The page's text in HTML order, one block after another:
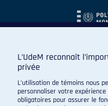
L’UdeM reconnaît
privée
L’utilisation de témoins nous
personnaliser votre
obligatoires pour assurer le